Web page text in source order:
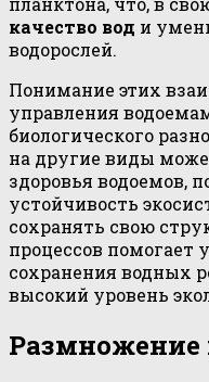
качество вод и
водорослей.
Понимание этих
управления
биологического
на другие виды
здоровья водоемов,
устойчивость
сохранять свою
процессов помогает
сохранения водных
высокий уровень